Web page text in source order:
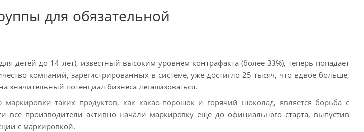
для обязательной
детей до 14 лет), известный высоким уровнем контрафакта (более 33%), теперь попадает
компаний, зарегистрированных в системе, уже достигло 25 тысяч, что вдвое больше,
значительный потенциал бизнеса легализоваться.
таких продуктов, как какао-порошок и горячий шоколад, является борьба с
все производители активно начали маркировку еще до официального старта, выпустив
с маркировкой.